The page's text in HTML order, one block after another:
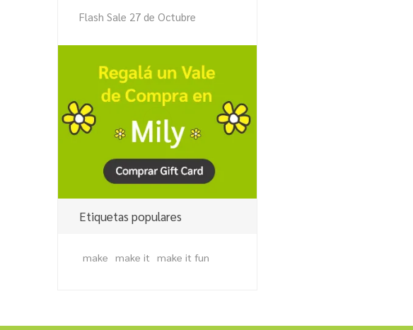
Flash Sale 27 de Octubre
Etiquetas populares
make make it make it fun